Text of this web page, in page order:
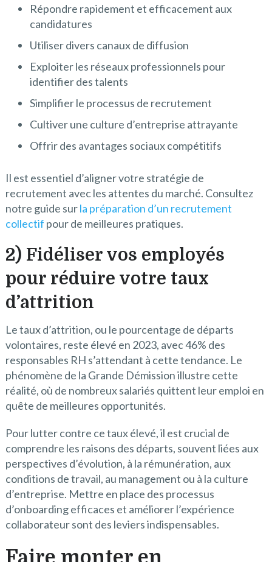
Répondre rapidement et efficacement aux
candidatures
Utiliser divers canaux de diffusion
Exploiter les réseaux professionnels pour
identifier des talents
Simplifier le processus de recrutement
Cultiver une culture d’entreprise attrayante
Offrir des avantages sociaux compétitifs
Il est essentiel d’aligner votre stratégie de
recrutement avec les attentes du marché. Consultez
notre guide surla préparation d’un recrutement
collectif pour de meilleures pratiques.
2) Fidéliser vos employés
pour réduire votre taux
d’attrition
Le taux d’attrition, ou le pourcentage de départs
volontaires, reste élevé en 2023, avec 46% des
responsables RH s’attendant à cette tendance. Le
phénomène de la Grande Démission illustre cette
réalité, où de nombreux salariés quittent leur emploi en
quête de meilleures opportunités.
Pour lutter contre ce taux élevé, il est crucial de
comprendre les raisons des départs, souvent liées aux
perspectives d’évolution, à la rémunération, aux
conditions de travail, au management ou à la culture
d’entreprise. Mettre en place des processus
d’onboarding efficaces et améliorer l’expérience
collaborateur sont des leviers indispensables.